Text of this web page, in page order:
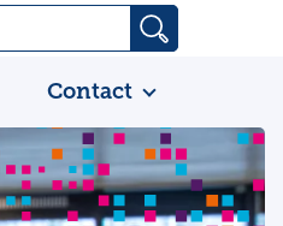
Contact